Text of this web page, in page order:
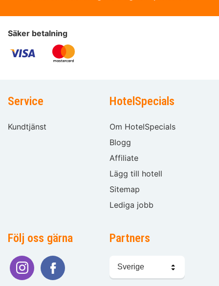
Säker betalning
Service
Kundtjänst
HotelSpecials
Om HotelSpecials
Blogg
Affiliate
Lägg till hotell
Sitemap
Lediga jobb
Följ oss gärna Partners
språk